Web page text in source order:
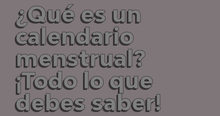
¿Qué es un
calendario
menstrual?
¡Todo lo que
debes saber!